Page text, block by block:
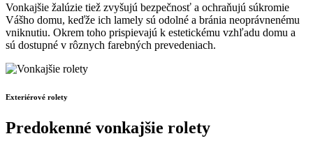
Vonkajšie žalúzie tiež zvyšujú bezpečnosť a ochraňujú súkromie
Vášho domu, keďže ich lamely sú odolné a bránia neoprávnenému
vniknutiu. Okrem toho prispievajú k estetickému vzhľadu domu a
sú dostupné v rôznych farebných prevedeniach.
Exteriérové rolety
Predokenné vonkajšie rolety